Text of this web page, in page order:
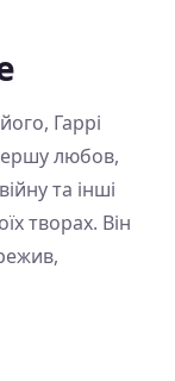
Гаррі
любов,
та інші
творах. Він